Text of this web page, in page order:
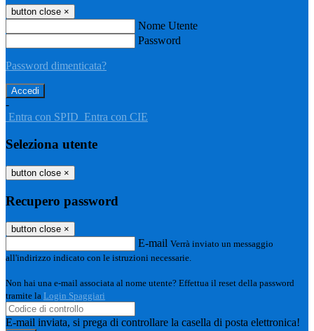
button close ×
Nome Utente
Password
Password dimenticata?
-
Entra con SPID Entra con CIE
Seleziona utente
button close ×
Recupero password
button close ×
E-mail Verrà inviato un messaggio
all'indirizzo indicato con le istruzioni necessarie.
Non hai una e-mail associata al nome utente? Effettua il reset della password
tramite la Login Spaggiari
E-mail inviata, si prega di controllare la casella di posta elettronica!